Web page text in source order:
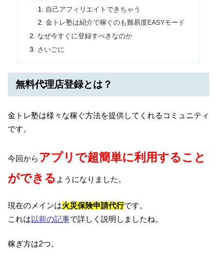
自己アフィリエイトできちゃう
金トレ塾は紹介で稼ぐのも難易度EASYモード
なぜ今すぐに登録すべきなのか
さいごに
無料代理店登録とは？
金トレ塾は様々な稼ぐ方法を提供してくれるコミュニティ
です。
今回から アプリで超簡単に利用すること
ができる ようになりました。
現在のメインは火災保険申請代行です。
これは 以前の記事で詳しく説明しましたね。
稼ぎ方は2つ。